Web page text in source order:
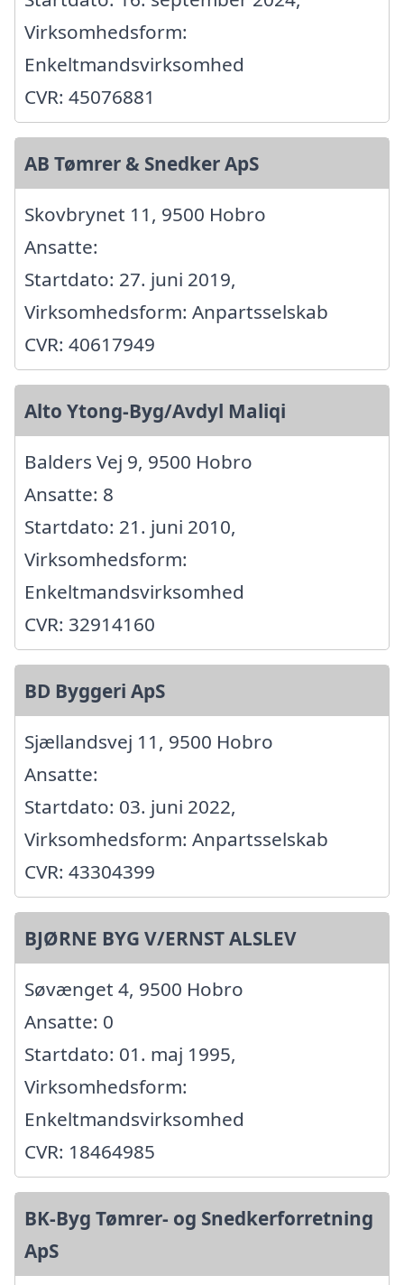
Virksomhedsform:
Enkeltmandsvirksomhed
CVR: 45076881
AB Tømrer & Snedker ApS
Skovbrynet 11, 9500 Hobro
Ansatte:
Startdato: 27. juni 2019,
Virksomhedsform: Anpartsselskab
CVR: 40617949
Alto Ytong-Byg/Avdyl Maliqi
Balders Vej 9, 9500 Hobro
Ansatte: 8
Startdato: 21. juni 2010,
Virksomhedsform:
Enkeltmandsvirksomhed
CVR: 32914160
BD Byggeri ApS
Sjællandsvej 11, 9500 Hobro
Ansatte:
Startdato: 03. juni 2022,
Virksomhedsform: Anpartsselskab
CVR: 43304399
BJØRNE BYG V/ERNST ALSLEV
Søvænget 4, 9500 Hobro
Ansatte: 0
Startdato: 01. maj 1995,
Virksomhedsform:
Enkeltmandsvirksomhed
CVR: 18464985
BK-Byg Tømrer- og Snedkerforretning
ApS